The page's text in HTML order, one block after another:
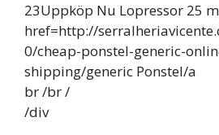
23Uppköp Nu Lopressor 25
href=http://
0/cheap-ponstel-generic-
shipping/generic Ponstel/a
br /br /
/div